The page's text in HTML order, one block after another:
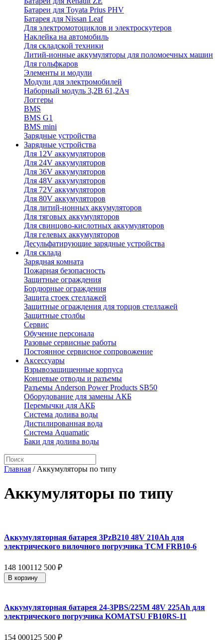
Батареи для Toyata Prius PHV
Батарея для Nissan Leaf
Для электромотоциклов и электроскутеров
Наклейка на автомобиль
Для складской техники
Литий-ионные аккумуляторы для поломоечных машин
Для гольфкаров
Элементы и модули
Модули для электромобилей
Наборный модуль 3,2В 61,2Ач
Логгеры
BMS
BMS G1
BMS mini
Зарядные устройства
Зарядные устройства
Для 12V аккумуляторов
Для 24V аккумуляторов
Для 36V аккумуляторов
Для 48V аккумуляторов
Для 72V аккумуляторов
Для 80V аккумуляторов
Для литий-ионных аккумуляторов
Для тяговых аккумуляторов
Для свинцово-кислотных аккумуляторов
Для гелевых аккумуляторов
Десульфатирующие зарядные устройства
Для склада
Зарядная комната
Пожарная безопасность
Защитные ограждения
Бордюрные ограждения
Защита стоек стеллажей
Защитные ограждения для торцов стеллажей
Защитные столбы
Сервис
Обучение персонала
Разовые сервисные работы
Постоянное сервисное сопровожение
Аксессуары
Взрывозащищенные корпуса
Концевые отводы и разъемы
Разъемы Anderson Power Products SB50
Оборудование для замены АКБ
Перемычки для АКБ
Система долива воды
Дистилированная вода
Система Aquamatic
Баки для долива воды
Главная / Аккумуляторы по типу
Аккумуляторы по типу
Аккумуляторная батарея 3PzB210 48V 210Ah для
электрического вилочного погрузчика TCM FRB10-6
148 100112 500 ₽
В корзину
Аккумуляторная батарея 24-3PBS/225M 48V 225Ah для
электрического погрузчика KOMATSU FB10RS-11
154 000125 500 ₽